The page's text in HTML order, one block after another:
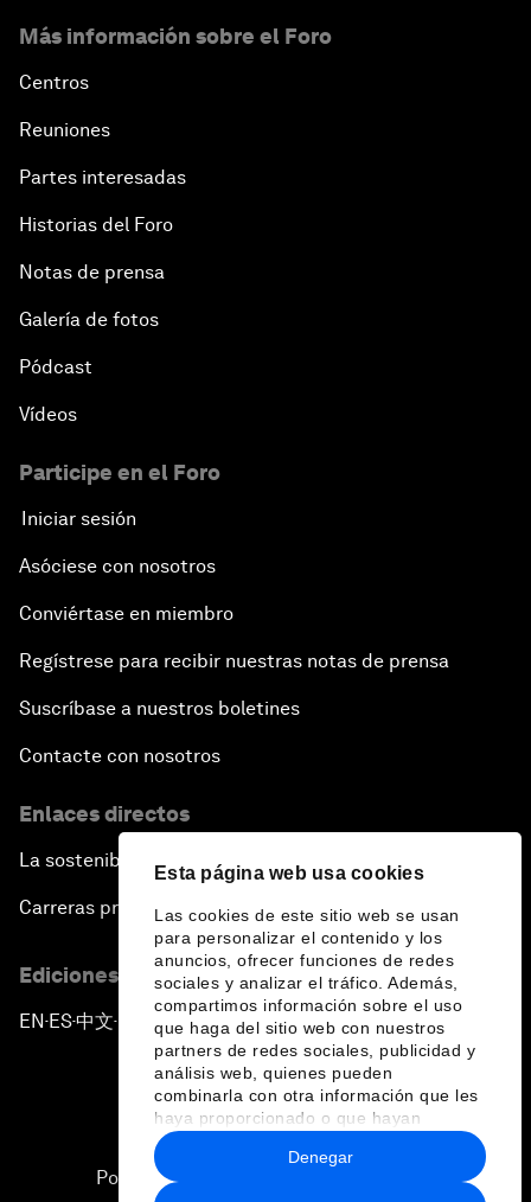
Esta página web usa cookies
Las cookies de este sitio web se usan
para personalizar el contenido y los
anuncios, ofrecer funciones de redes
sociales y analizar el tráfico. Además,
compartimos información sobre el uso
que haga del sitio web con nuestros
partners de redes sociales, publicidad y
análisis web, quienes pueden
combinarla con otra información que les
haya proporcionado o que hayan
recopilado a partir del uso que haya
hecho de sus servicios.
Denegar
Más información sobre el Foro
Centros
Reuniones
Partes interesadas
Historias del Foro
Notas de prensa
Galería de fotos
Pódcast
Vídeos
Participe en el Foro
Iniciar sesión
Asóciese con nosotros
Conviértase en miembro
Regístrese para recibir nuestras notas de prensa
Suscríbase a nuestros boletines
Contacte con nosotros
Enlaces directos
La sostenibilidad en el Foro
Carreras profesionales
Ediciones en otros idiomas
EN ▪ ES▪中文▪ 日本語
Política de privacidad y normas de uso